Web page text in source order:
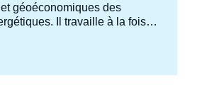
géoéconomiques des
Il travaille à la fois
maîtrise des chaînes de
Spécialisé dans
européennes de